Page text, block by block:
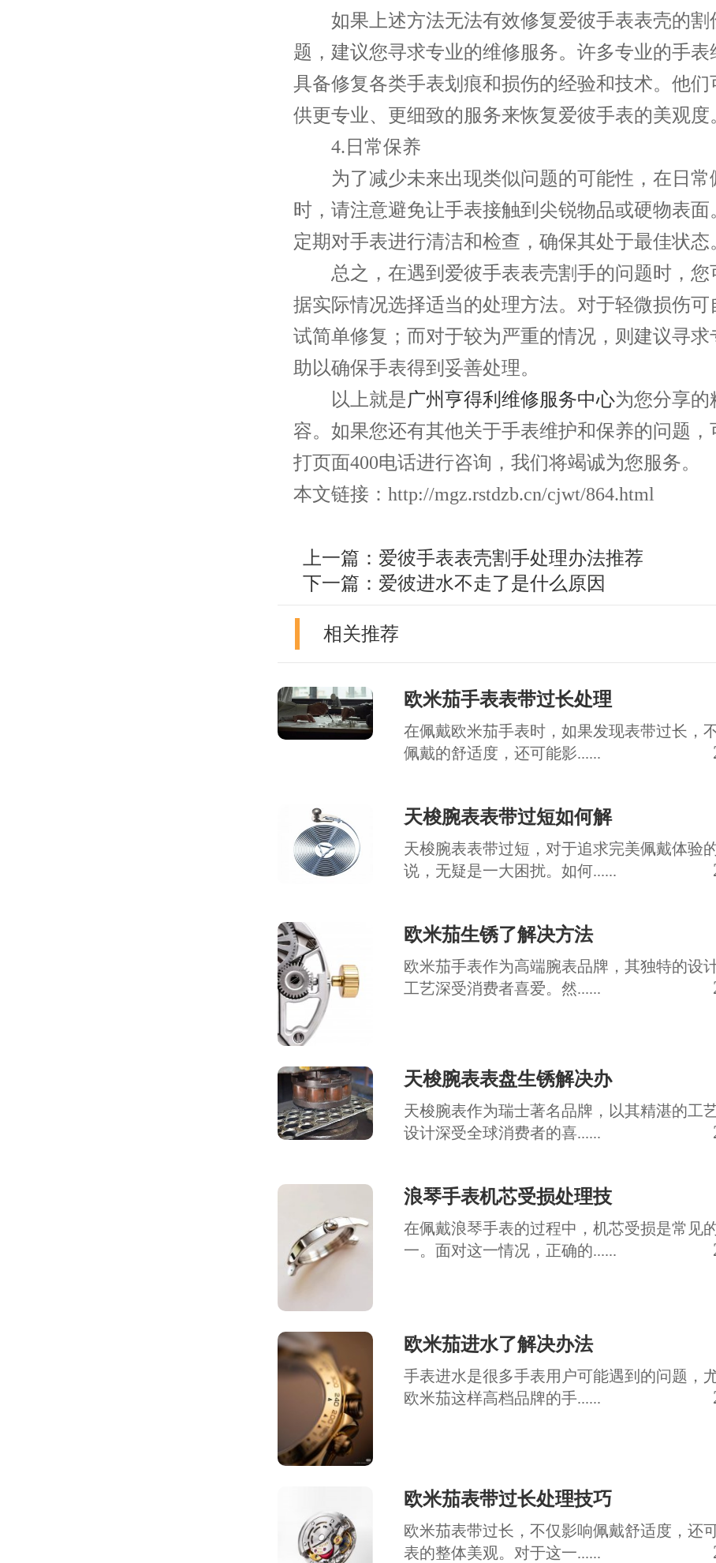
如果上述方法无法有效修复爱彼手表表壳的割
题，建议您寻求专业的维修服务。许多专业的手表
具备修复各类手表划痕和损伤的经验和技术。他们
供更专业、更细致的服务来恢复爱彼手表的美观度
4.日常保养
为了减少未来出现类似问题的可能性，在日常
时，请注意避免让手表接触到尖锐物品或硬物表面
定期对手表进行清洁和检查，确保其处于最佳状态
总之，在遇到爱彼手表表壳割手的问题时，您
据实际情况选择适当的处理方法。对于轻微损伤可
试简单修复；而对于较为严重的情况，则建议寻求
助以确保手表得到妥善处理。
以上就是广州亨得利维修服务中心为您分享的
容。如果您还有其他关于手表维护和保养的问题，
打页面400电话进行咨询，我们将竭诚为您服务。
本文链接：http://mgz.rstdzb.cn/cjwt/864.html
上一篇： 爱彼手表表壳割手处理办法推荐
下一篇： 爱彼进水不走了是什么原因
相关推荐
欧米茄手表表带过长处理
在佩戴欧米茄手表时，如果发现表带过长，
佩戴的舒适度，还可能影......
天梭腕表表带过短如何解
天梭腕表表带过短，对于追求完美佩戴体验
说，无疑是一大困扰。如何......
欧米茄生锈了解决方法
欧米茄手表作为高端腕表品牌，其独特的设
工艺深受消费者喜爱。然......
天梭腕表表盘生锈解决办
天梭腕表作为瑞士著名品牌，以其精湛的工
设计深受全球消费者的喜......
浪琴手表机芯受损处理技
在佩戴浪琴手表的过程中，机芯受损是常见
一。面对这一情况，正确的......
欧米茄进水了解决办法
手表进水是很多手表用户可能遇到的问题，
欧米茄这样高档品牌的手......
欧米茄表带过长处理技巧
欧米茄表带过长，不仅影响佩戴舒适度，还
表的整体美观。对于这一......